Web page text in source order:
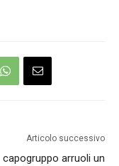
Articolo successivo
capogruppo arruoli un